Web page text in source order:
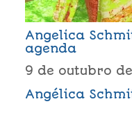
Angelica
agenda
9 de outubro de
Angélica